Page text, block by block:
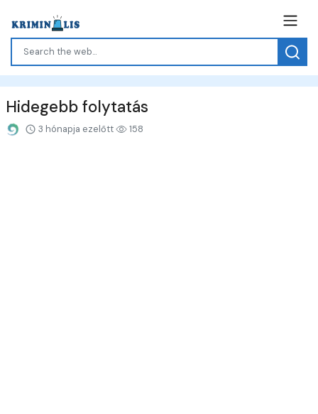
Hidegebb folytatás
3 hónapja ezelőtt 158